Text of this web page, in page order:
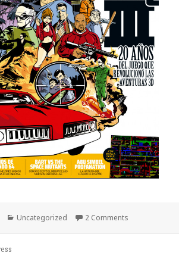
Categorías
Uncategorized 2 Comments